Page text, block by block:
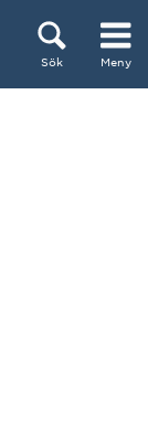
Sök Meny